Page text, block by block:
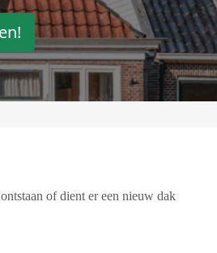
of dient er een nieuw dak